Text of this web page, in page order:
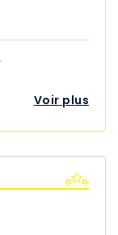
Voir plus